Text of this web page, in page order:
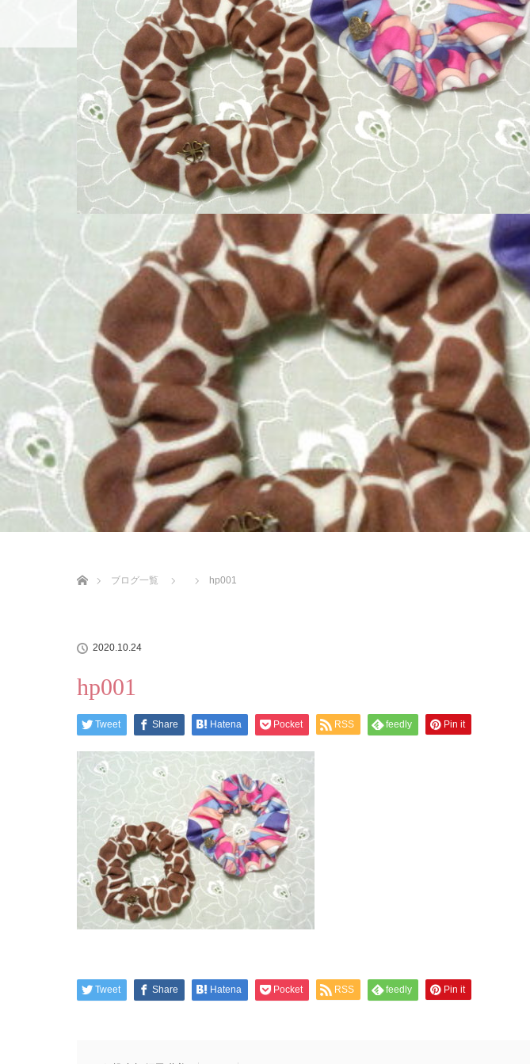
Home コンセプト サービス
ブログ一覧
hp001
2020.10.24
hp001
Tweet Share Hatena Pocket RSS feedly Pin it
Tweet Share Hatena Pocket RSS feedly Pin it